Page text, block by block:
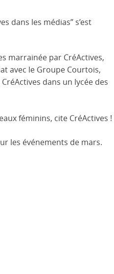
dans les médias” s’est
marrainée par CréActives,
avec le Groupe Courtois,
dans un lycée des
féminins, cite CréActives !
les événements de mars.